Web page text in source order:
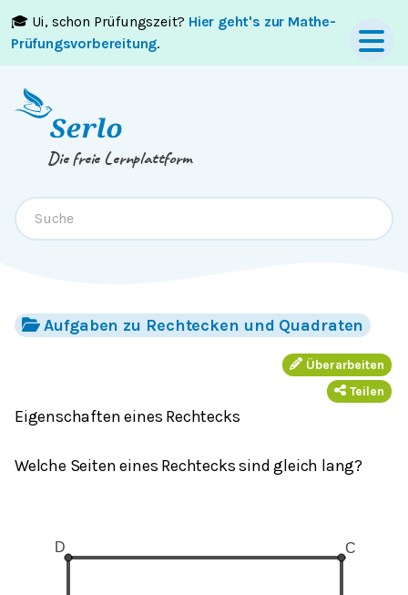
🎓 Ui, schon Prüfungszeit? Hier geht's zur Mathe-
Prüfungsvorbereitung.
Springe zumInhaltoderFooter
Die freie Lernplattform
Aufgaben zu Rechtecken und Quadraten
Überarbeiten
Teilen
Eigenschaften eines Rechtecks
Welche Seiten eines Rechtecks sind gleich lang?